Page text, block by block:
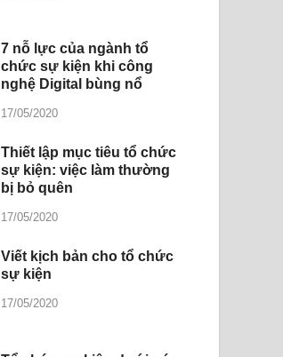
7 nỗ lực của ngành tổ
chức sự kiện khi công
nghệ Digital bùng nổ
17/05/2020
Thiết lập mục tiêu tổ chức
sự kiện: việc làm thường
bị bỏ quên
17/05/2020
Viết kịch bản cho tổ chức
sự kiện
17/05/2020